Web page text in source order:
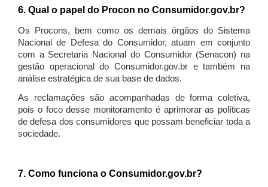
6. Qual o papel do Procon no Consumidor.gov.br?
Os Procons, bem como os demais órgãos do Sistema
Nacional de Defesa do Consumidor, atuam em conjunto
com a Secretaria Nacional do Consumidor (Senacon) na
gestão operacional do Consumidor.gov.br e também na
análise estratégica de sua base de dados.
As reclamações são acompanhadas de forma coletiva,
pois o foco desse monitoramento é aprimorar as políticas
de defesa dos consumidores que possam beneficiar toda a
sociedade.
7. Como funciona o Consumidor.gov.br?